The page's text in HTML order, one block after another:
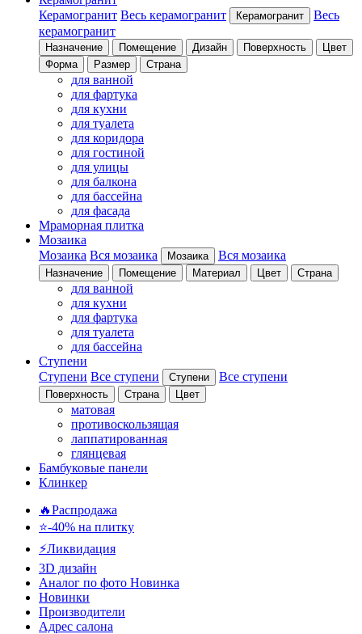
Керамогранит Весь керамогранит Керамогранит
Весь
керамогранит
Назначение Помещение Дизайн Поверхность
Цвет
Форма
Размер Страна
для ванной
для фартука
для кухни
для туалета
для коридора
для гостиной
для улицы
для балкона
для бассейна
для фасада
Мраморная плитка
Мозаика
Мозаика Вся мозаика Мозаика Вся мозаика
Назначение Помещение Материал Цвет Страна
для ванной
для кухни
для фартука
для туалета
для бассейна
Ступени
Ступени Все ступени Ступени Все ступени
Поверхность Страна Цвет
матовая
противоскользящая
лаппатированная
глянцевая
Бамбуковые панели
Клинкер
🔥Распродажа
⭐-40% на плитку
⚡️Ликвидация
3D дизайн
Аналог по фото Новинка
Новинки
Производители
Адрес салона